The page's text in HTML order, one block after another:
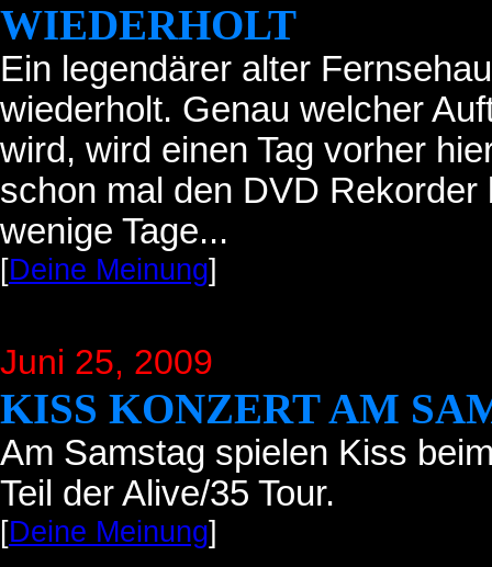
WIEDERHOLT
Ein legendärer alter
wiederholt. Genau welcher
wird, wird einen Tag vorher
schon mal den DVD
wenige Tage...
[Deine Meinung]
Juni 25, 2009
KISS KONZERT AM
Am Samstag spielen Kiss
Teil der Alive/35 Tour.
[Deine Meinung]